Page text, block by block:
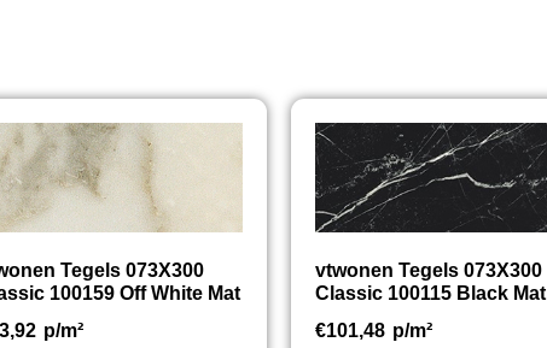
Tegels 073X300
100159 Off White Mat
p/m²
vtwonen Tegels 073X300
Classic 100115 Black Mat
€101,48 p/m²